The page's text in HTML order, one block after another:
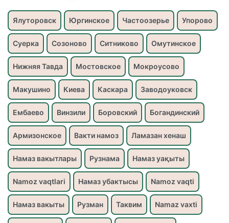
Ялуторовск Юргинское Частоозерье Упорово
Суерка Созоново Ситниково Омутинское
Нижняя Тавда Мостовское Мокроусово
Макушино Киева Каскара Заводоуковск
Ембаево Винзили Боровский Богандинский
Армизонское Вакти намоз Ламазан хенаш
Намаз вакытлары Рузнама Намаз уақыты
Namoz vaqtlari Намаз убактысы Namoz vaqti
Намаз вакыты Рузман Таквим Namaz vaxti